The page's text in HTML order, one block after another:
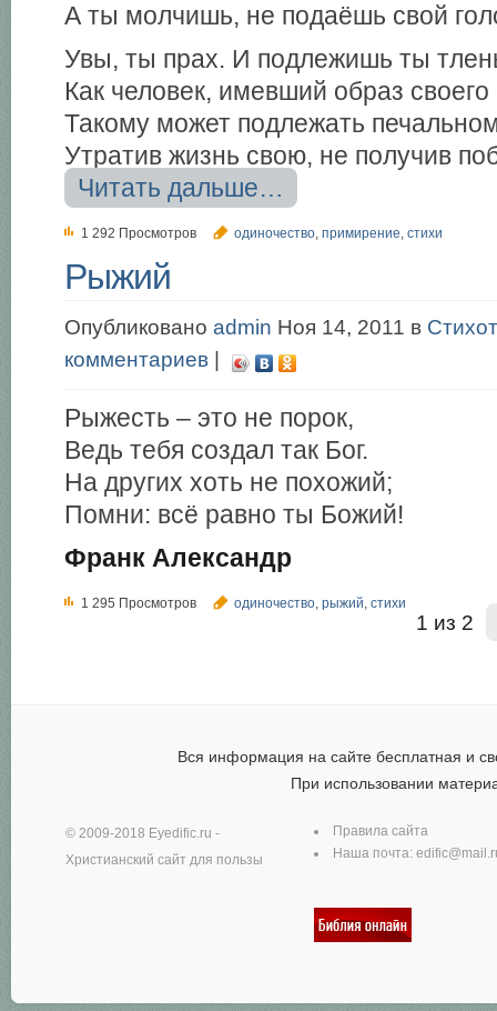
А ты молчишь, не подаёшь свой
Увы, ты прах. И подлежишь ты
Как человек, имевший образ
Такому может подлежать
Утратив жизнь свою, не получив
Читать дальше…
1 292 Просмотров одиночество, примирение, стихи
Рыжий
Опубликовано admin Ноя 14, 2011 в
комментариев |
Рыжесть – это не порок,
Ведь тебя создал так Бог.
На других хоть не похожий;
Помни: всё равно ты Божий!
Франк Александр
1 295 Просмотров одиночество, рыжий, стихи
1 из 2
Вся информация на сайте бесплатная и
При использовании
© 2009-2018 Eyedific.ru -
Христианский сайт для пользы
Правила сайта
Наша почта: